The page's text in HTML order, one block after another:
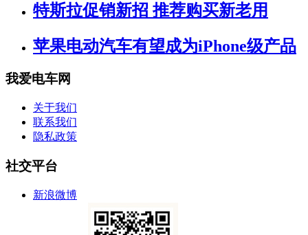
特斯拉促销新招 推荐购买新老用
苹果电动汽车有望成为iPhone级产品
我爱电车网
关于我们
联系我们
隐私政策
社交平台
新浪微博